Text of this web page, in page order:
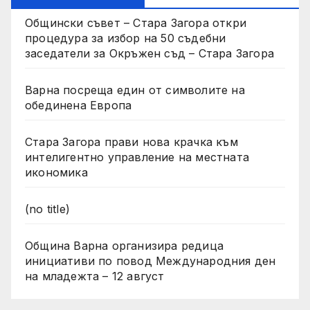
Общински съвет – Стара Загора откри
процедура за избор на 50 съдебни
заседатели за Окръжен съд – Стара Загора
Варна посреща един от символите на
обединена Европа
Стара Загора прави нова крачка към
интелигентно управление на местната
икономика
(no title)
Община Варна организира редица
инициативи по повод Международния ден
на младежта – 12 август